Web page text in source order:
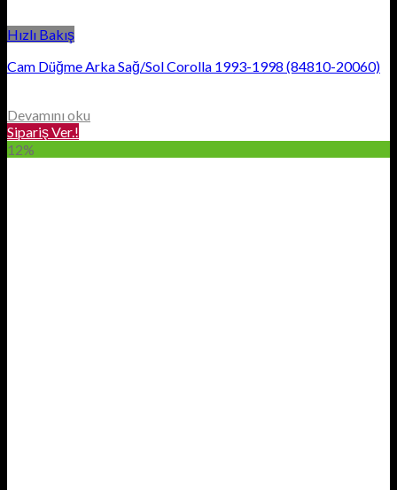
Hızlı Bakış
Cam Düğme Arka Sağ/Sol Corolla 1993-1998 (84810-20060)
Devamını oku
Sipariş Ver.!
12%